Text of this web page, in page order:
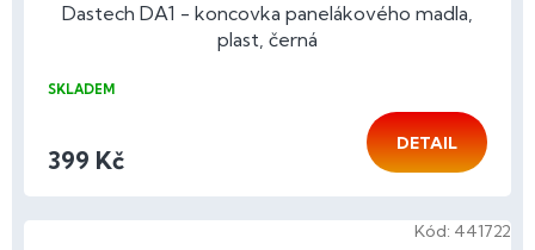
Dastech DA1 - koncovka panelákového madla,
plast, černá
SKLADEM
399 Kč
DETAIL
Kód: 441722